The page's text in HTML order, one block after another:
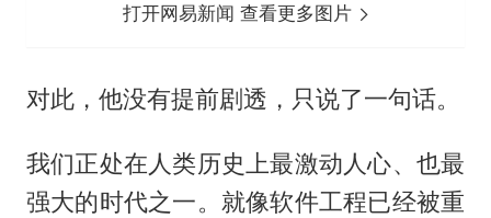
打开网易新闻 查看更多图片
对此，他没有提前剧透，只说了一句话。
我们正处在人类历史上最激动人心、也最
强大的时代之一。就像软件工程已经被重